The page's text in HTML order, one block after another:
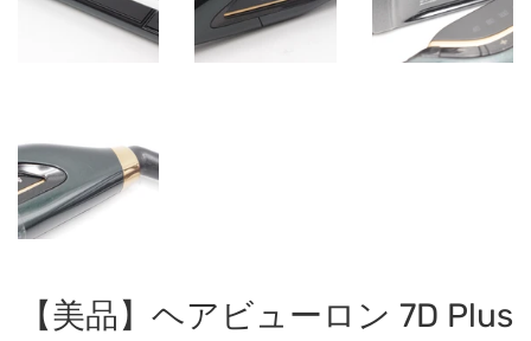
【美品】ヘアビューロン 7D Plus